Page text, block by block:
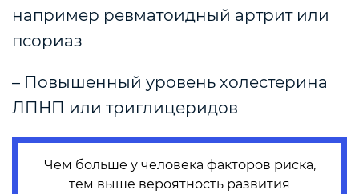
например ревматоидный артрит или
псориаз
– Повышенный уровень холестерина
ЛПНП или триглицеридов
Чем больше у человека факторов риска,
тем выше вероятность развития